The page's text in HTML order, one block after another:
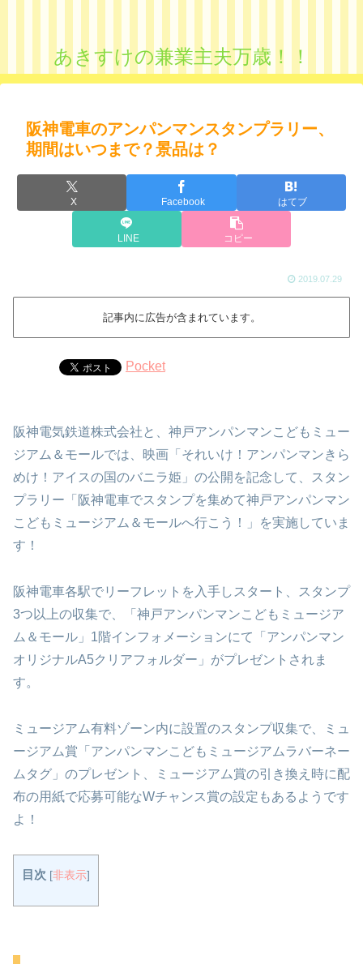
あきすけの兼業主夫万歳！！
阪神電車のアンパンマンスタンプラリー、
期間はいつまで？景品は？
X Facebook はてブ
LINE コピー
2019.07.29
記事内に広告が含まれています。
Pocket
阪神電気鉄道株式会社と、神戸アンパンマンこどもミュー
ジアム＆モールでは、映画「それいけ！アンパンマンきら
めけ！アイスの国のバニラ姫」の公開を記念して、スタン
プラリー「阪神電車でスタンプを集めて神戸アンパンマン
こどもミュージアム＆モールへ行こう！」を実施していま
す！
阪神電車各駅でリーフレットを入手しスタート、スタンプ
3つ以上の収集で、「神戸アンパンマンこどもミュージア
ム＆モール」1階インフォメーションにて「アンパンマン
オリジナルA5クリアフォルダー」がプレゼントされま
す。
ミュージアム有料ゾーン内に設置のスタンプ収集で、ミュ
ージアム賞「アンパンマンこどもミュージアムラバーネー
ムタグ」のプレゼント、ミュージアム賞の引き換え時に配
布の用紙で応募可能なWチャンス賞の設定もあるようです
よ！
目次 [非表示]